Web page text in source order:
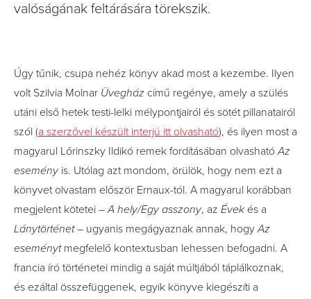
valóságának feltárására törekszik.
Úgy tűnik, csupa nehéz könyv akad most a kezembe. Ilyen
volt Szilvia Molnar Üvegház című regénye, amely a szülés
utáni első hetek testi-lelki mélypontjairól és sötét pillanatairól
szól (a szerzővel készült interjú itt olvasható), és ilyen most a
magyarul Lőrinszky Ildikó remek fordításában olvashatóAz
eseményis. Utólag azt mondom, örülök, hogy nem ezt a
könyvet olvastam először Ernaux-tól. A magyarul korábban
megjelent kötetei –A hely/Egy asszony, az Évekés a
Lánytörténet– ugyanis megágyaznak annak, hogyAz
eseménytmegfelelő kontextusban lehessen befogadni. A
francia író történetei mindig a saját múltjából táplálkoznak,
és ezáltal összefüggenek, egyik könyve kiegészíti a